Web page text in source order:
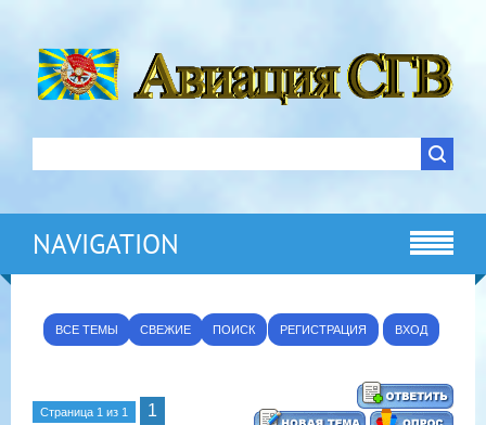
NAVIGATION
ВСЕ ТЕМЫ СВЕЖИЕ ПОИСК РЕГИСТРАЦИЯ ВХОД
Страница 1 из 1 1